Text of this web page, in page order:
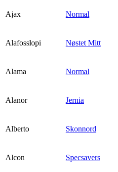
Ajax Normal
Alafosslopi Nøstet Mitt
Alama Normal
Alanor Jernia
Alberto Skonnord
Alcon Specsavers